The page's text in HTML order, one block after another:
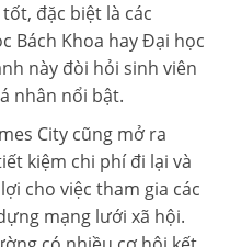
đặc biệt là các
Bách Khoa hay Đại học
này đòi hỏi sinh viên
nhân nổi bật.
City cũng mở ra
kiệm chi phí đi lại và
cho việc tham gia các
mạng lưới xã hội.